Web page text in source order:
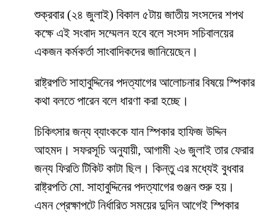
শুক্রবার (২৪ জুলাই) বিকাল ৫টায় জাতীয় সংসদের শপথ
কক্ষে এই সংবাদ সম্মেলন হবে বলে সংসদ সচিবালয়ের
একজন কর্মকর্তা সাংবাদিকদের জানিয়েছেন।
রাষ্ট্রপতি সাহাবুদ্দিনের পদত্যাগের আলোচনার বিষয়ে স্পিকার
কথা বলতে পারেন বলে ধারণা করা হচ্ছে।
চিকিৎসার জন্য ব্যাংককে যান স্পিকার হাফিজ উদ্দিন
আহমদ। সফরসূচি অনুযায়ী, আগামী ২৬ জুলাই তার ফেরার
জন্য ফিরতি টিকিট কাটা ছিল। কিন্তু এর মধ্যেই বুধবার
রাষ্ট্রপতি মো. সাহাবুদ্দিনের পদত্যাগের গুঞ্জন শুরু হয়।
এমন প্রেক্ষাপটে নির্ধারিত সময়ের দুদিন আগেই স্পিকার